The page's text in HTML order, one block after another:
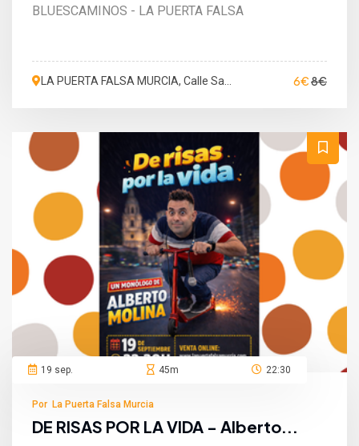
BLUESCAMINOS - LA PUERTA FALSA
LA PUERTA FALSA MURCIA, Calle San
6€8€
19 sep. 45m 22:30
Por La Puerta Falsa Murcia
DE RISAS POR LA VIDA - Alberto...